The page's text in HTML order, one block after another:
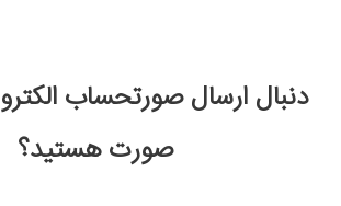
دنبال ارسال صورتحساب
صورت هستید؟